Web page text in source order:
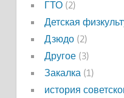
ГТО(2)
Детская
Дзюдо(2)
Другое(3)
Закалка(1)
история